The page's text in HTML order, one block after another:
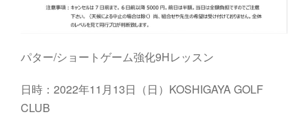
パター/ショートゲーム強化9Hレッスン
日時：2022年11月13日（日）KOSHIGAYA GOLF
CLUB